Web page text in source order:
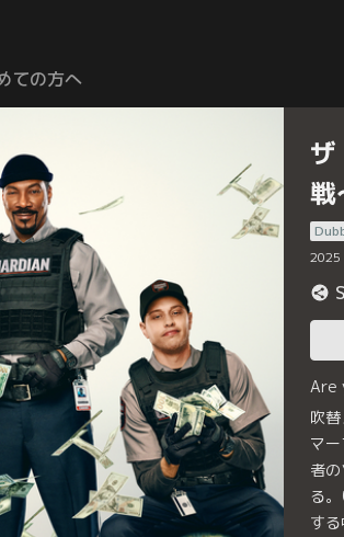
ての方へ
戦
2025
Are
吹
マ
者
る
す